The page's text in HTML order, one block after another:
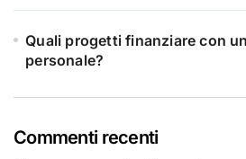
Quali progetti finanziare con
personale?
Commenti recenti